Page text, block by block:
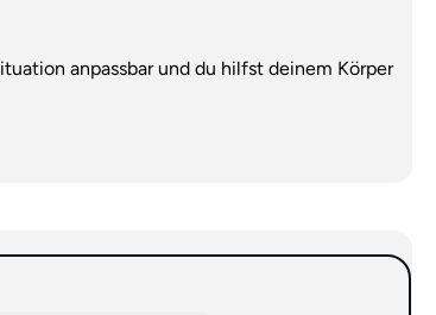
anpassbar und du hilfst deinem Körper